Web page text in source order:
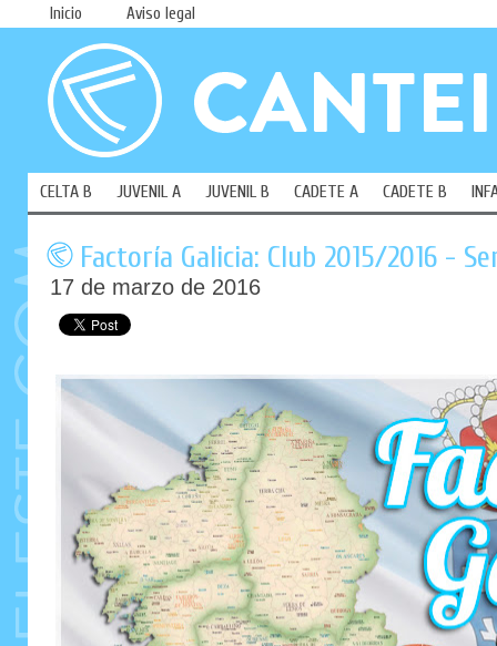
Inicio Aviso legal
CELTA B JUVENIL A JUVENIL B CADETE A CADETE B
Factoría Galicia: Club 2015/2016 -
17 de marzo de 2016